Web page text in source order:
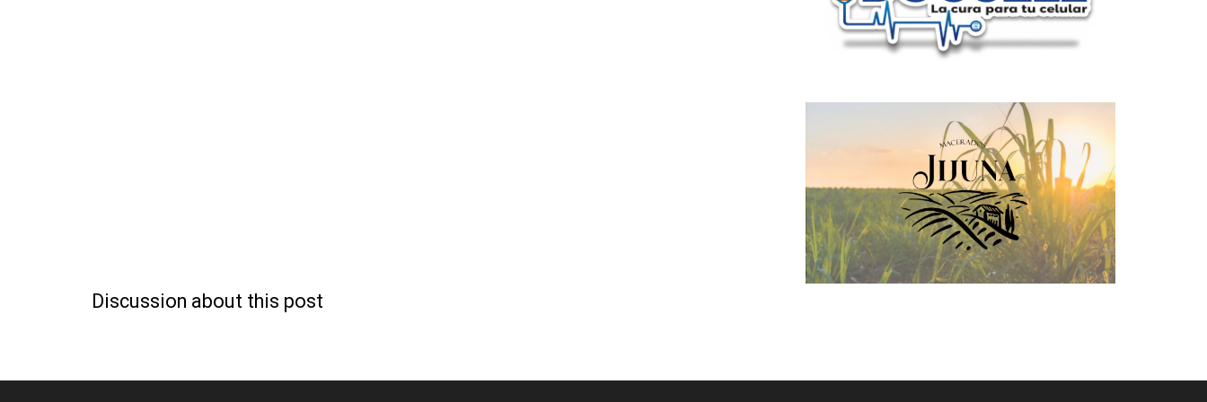
Discussion about this post